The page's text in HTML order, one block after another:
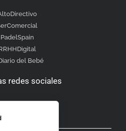
PadelSpain
del Bebé
redes sociales